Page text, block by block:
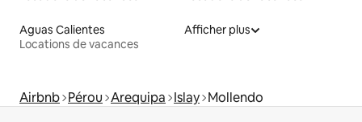
Aguas Calientes
Locations de vacances
Afficher plus
Airbnb Pérou Arequipa Islay Mollendo